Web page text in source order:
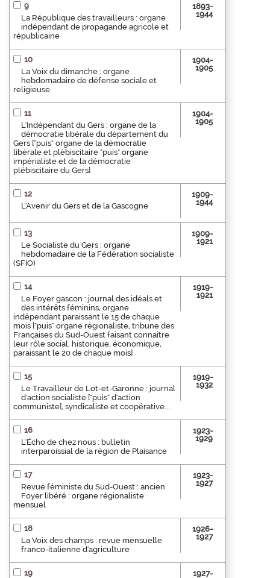
9
La République des travailleurs : organe
indépendant de propagande agricole et
républicaine
1893-
1944
10
La Voix du dimanche : organe
hebdomadaire de défense sociale et
religieuse
1904-
1905
11
L'Indépendant du Gers : organe de la
démocratie libérale du département du
Gers ["puis" organe de la démocratie
libérale et plébiscitaire "puis" organe
impérialiste et de la démocratie
plébiscitaire du Gers]
1904-
1905
12
L'Avenir du Gers et de la Gascogne
1909-
1944
13
Le Socialiste du Gers : organe
hebdomadaire de la Fédération socialiste
(SFIO)
1909-
1921
14
Le Foyer gascon : journal des idéals et
des intérêts féminins, organe
indépendant paraissant le 15 de chaque
mois ["puis" organe régionaliste, tribune des
Françaises du Sud-Ouest faisant connaître
leur rôle social, historique, économique,
paraissant le 20 de chaque mois]
1919-
1921
15
Le Travailleur de Lot-et-Garonne : journal
d'action socialiste ["puis" d'action
communiste], syndicaliste et coopérative...
1919-
1932
16
L'Écho de chez nous : bulletin
interparoissial de la région de Plaisance
1923-
1929
17
Revue féministe du Sud-Ouest : ancien
Foyer libéré : organe régionaliste
mensuel
1923-
1927
18
La Voix des champs : revue mensuelle
franco-italienne d'agriculture
1926-
1927
19
1927-